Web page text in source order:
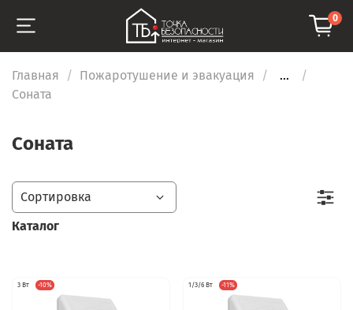
0
Главная Пожаротушение и эвакуация
...
Соната
Соната
3 Вт -10% 1/3/6 Вт -11%
Каталог